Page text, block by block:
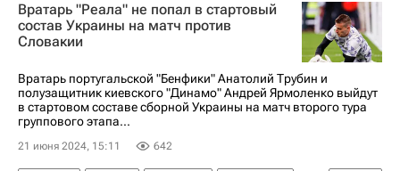
Арсенал (Лондон)
Вратарь "Реала" не попал в стартовый
состав Украины на матч против
Словакии
Вратарь португальской "Бенфики" Анатолий Трубин и
полузащитник киевского "Динамо" Андрей Ярмоленко выйдут
в стартовом составе сборной Украины на матч второго тура
группового этапа...
21 июня 2024, 15:11 642